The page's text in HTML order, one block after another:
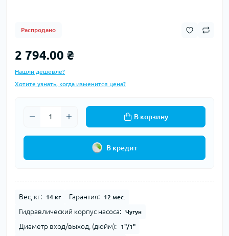
Распродано
2 794.00 ₴
Нашли дешевле?
Хотите узнать, когда изменится цена?
В корзину
В кредит
Вес, кг: 14 кг Гарантия: 12 мес.
Гидравлический корпус насоса: Чугун
Диаметр вход/выход, (дюйм): 1"/1"